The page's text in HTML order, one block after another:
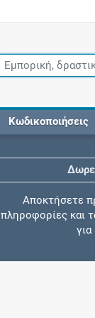
Κωδικοποιήσεις
Αποκτήσετε
πληροφορίες και